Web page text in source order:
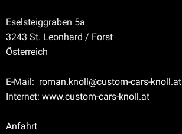
Eselsteiggraben 5a
3243 St. Leonhard / Forst
Österreich
E-Mail: roman.knoll@custom-cars-knoll.at
Internet: www.custom-cars-knoll.at
Anfahrt